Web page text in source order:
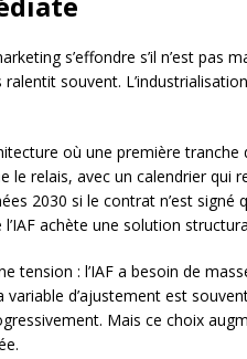
s’effondre s’il n’est pas
souvent.
où une première tranche
le relais, avec un calendrier qui
2030 si le contrat n’est signé
achète une solution
tension : l’IAF a besoin de
variable d’ajustement est
Mais ce choix